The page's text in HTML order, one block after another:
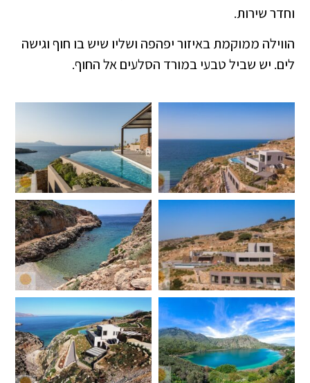
וחדר שירות.
הווילה ממוקמת באיזור יפהפה ושליו שיש בו חוף וגישה
לים. יש שביל טבעי במורד הסלעים אל החוף.